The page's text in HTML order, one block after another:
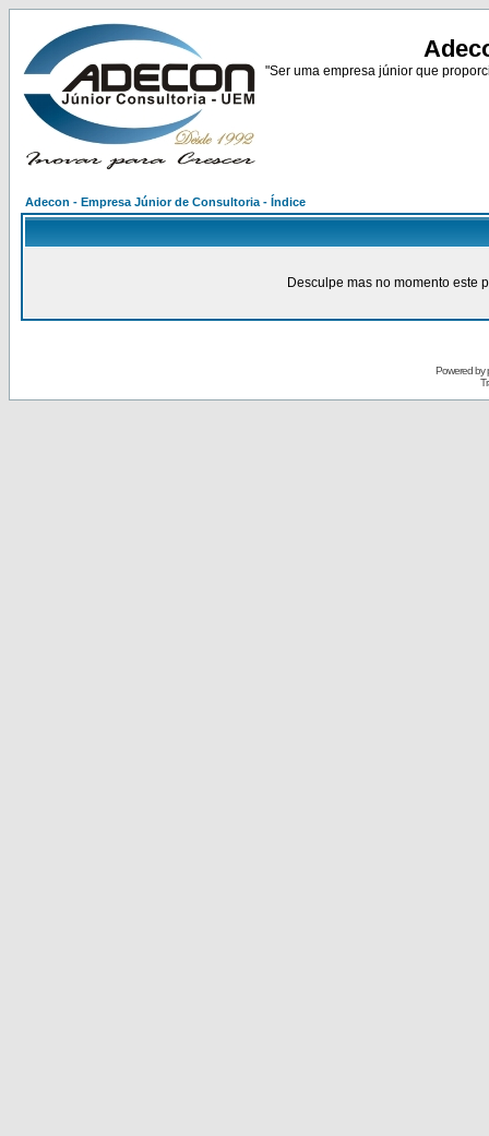
"Ser uma empresa júnior que
Adecon - Empresa Júnior de Consultoria - Índice
Desculpe mas no momento este
Powered by